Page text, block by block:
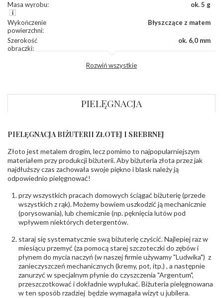
Masa wyrobu: ok. 5 g
Wykończenie
powierzchni:
Błyszczące z matem
Szerokość
obrączki:
ok. 6,0 mm
INNE PARAMETRY
Producent
odpowiedzialny:
Łazur sp.j. Kowalowy 134 38-200 Jasło; NIP:
6850004631; tel.13 44 56 100;
biuro@obraczki.pl ,PZ Stelmach Sp. z o.o. ul.
Północna 22 45-805 Opole; NIP 7542889545;
Tel. +48 77 54 90 100; biuro@stelmach.pl
Bezpieczeństwo
- rodzaj
ostrzeżenia:
Nie nadaje się dla dzieci w wieku poniżej 3 lat
, Elementy w wyrobie wykonane z białego złota
zawierają nikiel
Rozwiń wszystkie
PIELĘGNACJA
PIELĘGNACJA BIŻUTERII ZŁOTEJ I SREBRNEJ
Złoto jest metalem drogim, lecz pomimo to najpopularniejszym
materiałem przy produkcji biżuterii. Aby biżuteria złota przez jak
najdłuższy czas zachowała swoje piękno i blask należy ją
odpowiednio pielęgnować!
przy wszystkich pracach domowych ściągać biżuterię (przede
wszystkich z rąk). Możemy bowiem uszkodzić ją mechanicznie
(porysowania), lub chemicznie (np. pęknięcia lutów pod
wpływem niektórych detergentów.
staraj się systematycznie swą biżuterię czyścić. Najlepiej raz w
miesiącu przemyć (za pomocą starej szczoteczki do zębów i
płynem do mycia naczyń (w naszej firmie używamy "Ludwika") z
zanieczyszczeń mechanicznych (kremy, pot, itp.) , a następnie
zanurzyć w specjalnym płynie do czyszczenia "Argentum",
przeszczotkować i dokładnie wypłukać. Biżuteria pielęgnowana
w ten sposób rzadziej będzie wymagała wizyt u jubilera.